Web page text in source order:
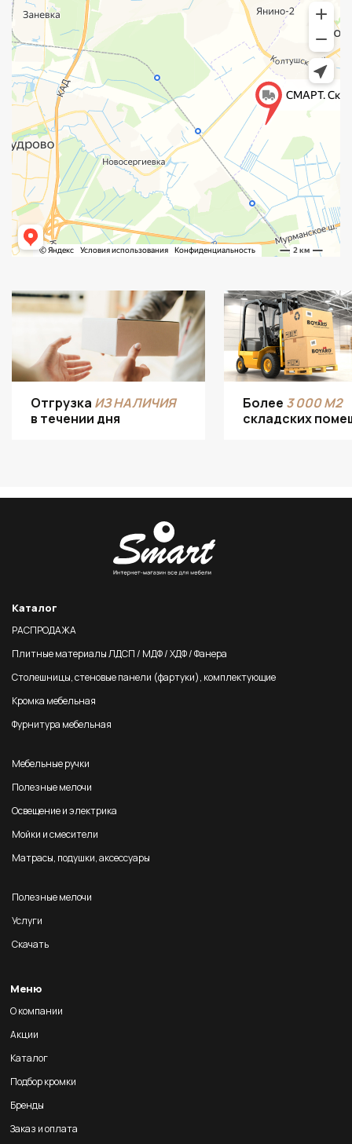
Отгрузка ИЗ НАЛИЧИЯ
в течении дня
Более 3 000 М2
складских
Каталог
РАСПРОДАЖА
Плитные материалы ЛДСП / МДФ / ХДФ / Фанера
Столешницы, стеновые панели (фартуки), комплектующие
Кромка мебельная
Фурнитура мебельная
Мебельные ручки
Полезные мелочи
Освещение и электрика
Мойки и смесители
Матрасы, подушки, аксессуары
Полезные мелочи
Услуги
Скачать
Меню
О компании
Акции
Каталог
Подбор кромки
Бренды
Заказ и оплата